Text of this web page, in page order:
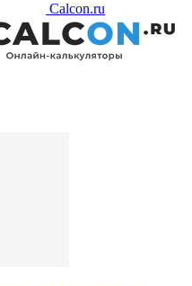
Calcon.ru